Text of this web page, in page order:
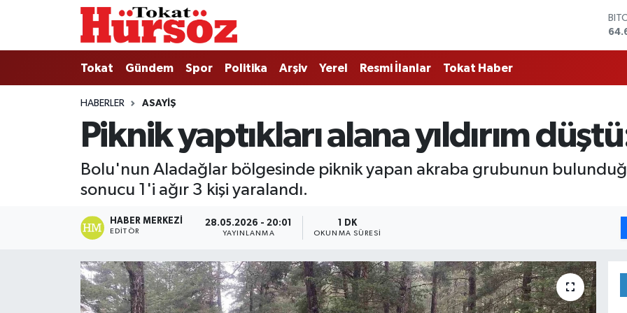
Tokat Gündem Spor Politika Arşiv Yerel Resmi İlanlar Tokat Haber
HABERLER ASAYIŞ
Piknik yaptıkları alana yıldırım
Bolu'nun Aladağlar bölgesinde piknik yapan akraba grubunun
sonucu 1'i ağır 3 kişi yaralandı.
HABER MERKEZI
EDITÖR
28.05.2026 - 20:01
YAYINLANMA
1 DK
OKUNMA SÜRESI
Tokat
Türkiye Gündemi
Gündem
Politika
Tokat Spor
Nöbetçi Eczaneler
Hava Durumu
Tokat Namaz Vakitleri
Süper Lig Puan Durumu ve Fikstür
Tüm Manşetler
Son Dakika Haberleri
Haber Arşivi